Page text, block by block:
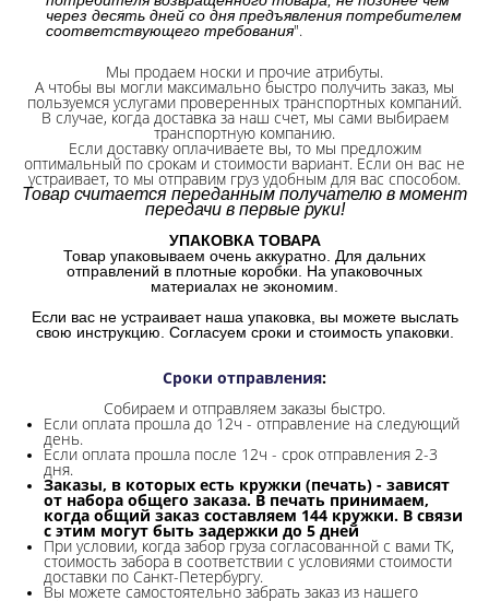
через десять дней со дня предъявления потребителем
соответствующего требования".
Мы продаем носки и прочие атрибуты.
А чтобы вы могли максимально быстро получить заказ, мы
пользуемся услугами проверенных транспортных компаний.
В случае, когда доставка за наш счет, мы сами выбираем
транспортную компанию.
Если доставку оплачиваете вы, то мы предложим
оптимальный по срокам и стоимости вариант. Если он вас не
устраивает, то мы отправим груз удобным для вас способом.
Товар считается переданным получателю в момент
передачи в первые руки!
УПАКОВКА ТОВАРА
Товар упаковываем очень аккуратно. Для дальних
отправлений в плотные коробки. На упаковочных
материалах не экономим.
Если вас не устраивает наша упаковка, вы можете выслать
свою инструкцию. Согласуем сроки и стоимость упаковки.
Сроки отправления:
Собираем и отправляем заказы быстро.
Если оплата прошла до 12ч - отправление на следующий
день.
Если оплата прошла после 12ч - срок отправления 2-3
дня.
Заказы, в которых есть кружки (печать) - зависят
от набора общего заказа. В печать принимаем,
когда общий заказ составляем 144 кружки. В связи
с этим могут быть задержки до 5 дней
При условии, когда забор груза согласованной с вами ТК,
стоимость забора в соответствии с условиями стоимости
доставки по Санкт-Петербургу.
Вы можете самостоятельно забрать заказ из нашего